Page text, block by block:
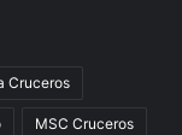
Cruceros
MSC Cruceros